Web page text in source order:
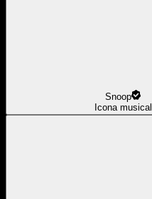
Snoop
Icona musical